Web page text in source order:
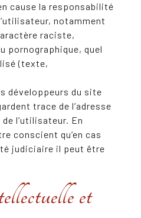
cause la responsabilité
notamment
raciste,
pornographique, quel
(texte,
développeurs du site
trace de l’adresse
l’utilisateur. En
conscient qu’en cas
judiciaire il peut être
et